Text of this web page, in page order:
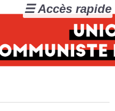
☰ Accès rapide